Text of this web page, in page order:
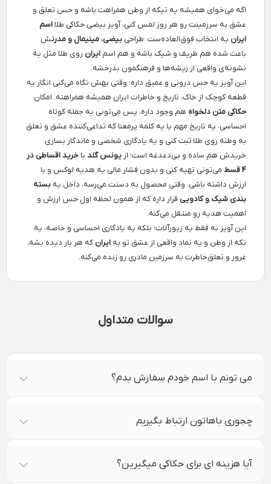
اگه می‌خوای همیشه یه تیکه از وطن همراهت باشه و حس تعلق و
عشق به سرزمینت رو هر روز لمس کنی، آویز بیضی حکاکی طلااسم
ایران یه انتخاب فوق‌العاده‌ست. طراحی بیضی، مینیمال و مدرنش
باعث شده هم ظریف و شیک باشه و هم اسم ایران روی طلا مثل یه
نشونه‌ی واقعی از ریشه‌ها و فرهنگمون بدرخشه.
این آویز یه حس درونی و عمیق داره؛ وقتی بهش نگاه می‌کنی انگار یه
قطعه کوچک از خاک، تاریخ و خاطرات ایران همیشه همراهته. امکان
حکاکی متن دلخواه هم وجود داره، پس می‌تونی یه جمله کوتاه
احساسی، یه تاریخ مهم یا یه کلمه پرمعنا که تداعی‌کننده عشق و تعلق
به وطنه روی طلا ثبت کنی و یه یادگاری شخصی و ماندگار بسازی.
خریدش هم ساده و بی‌دغدغه است؛ از یونس گلد با خرید اقساطی در
4 قسط
می‌تونی تهیه کنی و بدون فشار مالی یه هدیه لوکس و با
ارزش داشته باشی. وقتی محصول به دستت می‌رسه، داخل یه بسته
بندی شیک و کادویی قرار داره که از همون لحظه اول حس ارزش و
اهمیت هدیه رو منتقل می‌کنه.
این آویز نه فقط یه زیورآلات؛ بلکه یه یادگاری احساسی و خاصه، یه
تکه از وطن و یه نماد واقعی از عشق تو به ایران که هر بار دیده بشه،
غرور و تعلق‌خاطرت به سرزمین مادری رو زنده می‌کنه.
سوالات متداول
می تونم با اسم خودم سفارش بدم؟
چجوری باهاتون ارتباط بگیریم
آیا هزینه ای برای حکاکی میگیرین؟